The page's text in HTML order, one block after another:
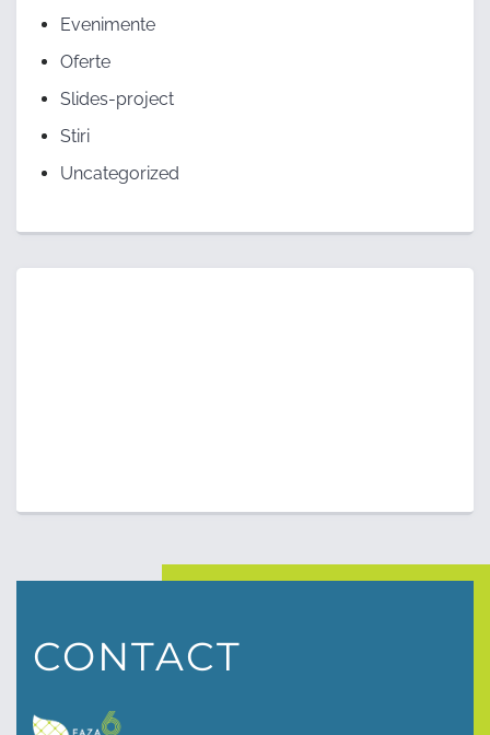
Evenimente
Oferte
Slides-project
Stiri
Uncategorized
CONTACT